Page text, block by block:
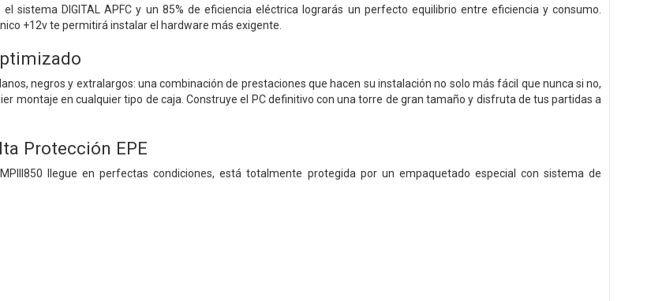
sistema DIGITAL APFC y un 85% de eficiencia eléctrica lograrás un perfecto equilibrio entre eficiencia y consumo.
+12v te permitirá instalar el hardware más exigente.
negros y extralargos: una combinación de prestaciones que hacen su instalación no solo más fácil que nunca si no,
montaje en cualquier tipo de caja. Construye el PC definitivo con una torre de gran tamaño y disfruta de tus partidas a
Protección EPE
llegue en perfectas condiciones, está totalmente protegida por un empaquetado especial con sistema de